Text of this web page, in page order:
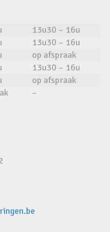
13u30 – 16u
13u30 – 16u
op afspraak
13u30 – 16u
op afspraak
–